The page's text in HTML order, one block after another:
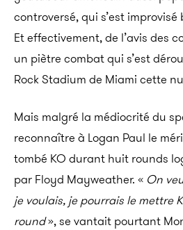
controversé, qui s’est
Et effectivement, de l’avis des
un piètre combat qui s’est
Rock Stadium de Miami cette
Mais malgré la médiocrité du
reconnaître à Logan Paul le
tombé KO durant huit rounds
par Floyd Mayweather. « On
je voulais, je pourrais le mettre
round», se vantait pourtant